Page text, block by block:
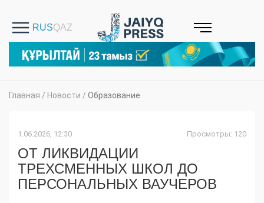
Главная / Новости / Образование
1.06.2026, 12:30 Просмотры: 120
ОТ ЛИКВИДАЦИИ
ТРЕХСМЕННЫХ ШКОЛ ДО
ПЕРСОНАЛЬНЫХ ВАУЧЕРОВ